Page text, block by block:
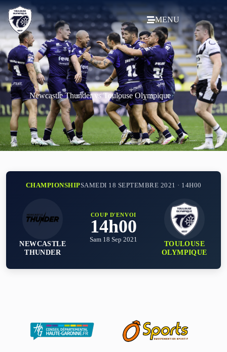
MENU
Newcastle Thunder vs Toulouse Olympique
CHAMPIONSHIPSAMEDI 18 SEPTEMBRE 2021 · 14H00
NEWCASTLE
THUNDER
COUP D'ENVOI
14h00
Sam 18 Sep 2021
TOULOUSE
OLYMPIQUE